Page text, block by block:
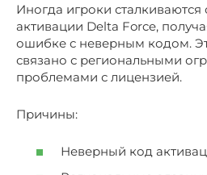
Иногда игроки
активации Delta Force,
ошибке с неверным кодом.
связано с региональными
проблемами с лицензией.
Причины:
Неверный код